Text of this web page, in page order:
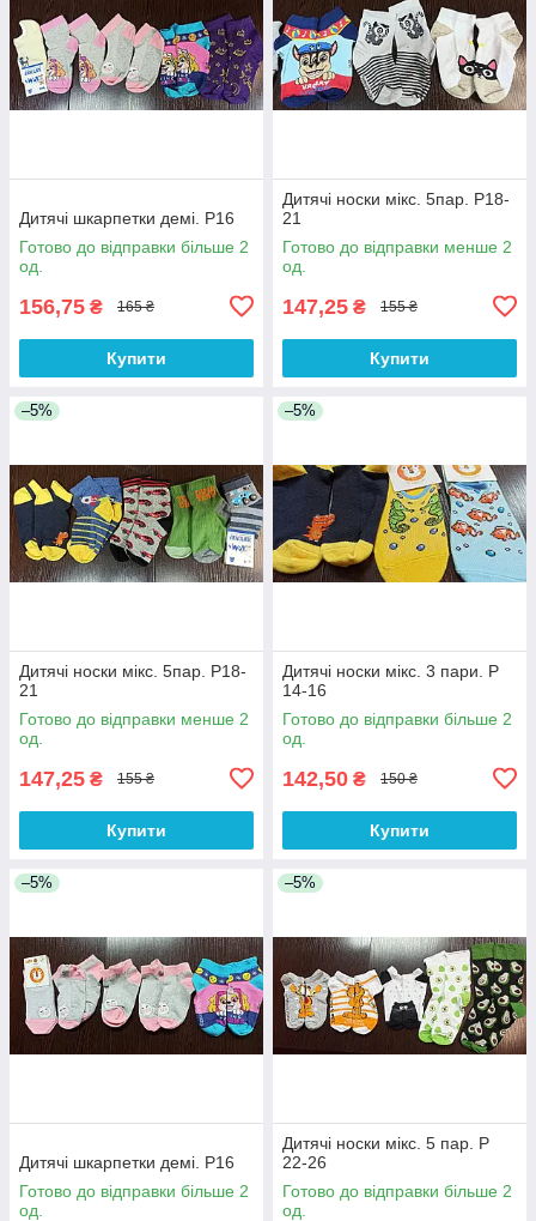
Дитячі шкарпетки демі. Р16
Готово до відправки більше 2
од.
156,75 ₴ 165 ₴
Купити
Дитячі носки мікс. 5пар. Р18-
21
Готово до відправки менше 2
од.
147,25 ₴ 155 ₴
Купити
–5%
Дитячі носки мікс. 5пар. Р18-
21
Готово до відправки менше 2
од.
147,25 ₴ 155 ₴
Купити
–5%
Дитячі носки мікс. 3 пари. Р
14-16
Готово до відправки більше 2
од.
142,50 ₴ 150 ₴
Купити
–5%
Дитячі шкарпетки демі. Р16
Готово до відправки більше 2
од.
–5%
Дитячі носки мікс. 5 пар. Р
22-26
Готово до відправки більше 2
од.